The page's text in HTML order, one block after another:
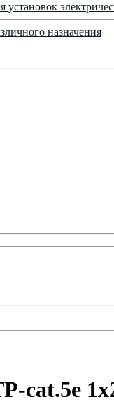
установок
назначения
cat.5e